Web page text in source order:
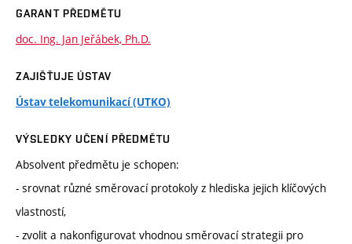
GARANT PŘEDMĚTU
doc. Ing. Jan Jeřábek, Ph.D.
ZAJIŠŤUJE ÚSTAV
Ústav telekomunikací (UTKO)
VÝSLEDKY UČENÍ PŘEDMĚTU
Absolvent předmětu je schopen:
- srovnat různé směrovací protokoly z hlediska jejich klíčových
vlastností,
- zvolit a nakonfigurovat vhodnou směrovací strategii pro